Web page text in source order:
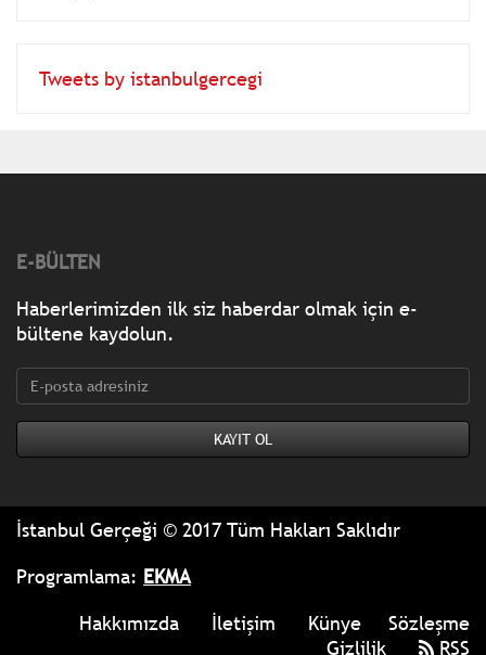
Tweets by istanbulgercegi
E-BÜLTEN
Haberlerimizden ilk siz haberdar olmak için e-
bültene kaydolun.
İstanbul Gerçeği © 2017 Tüm Hakları Saklıdır
Programlama: EKMA
Hakkımızda
İletişim Künye
Sözleşme
Gizlilik
RSS